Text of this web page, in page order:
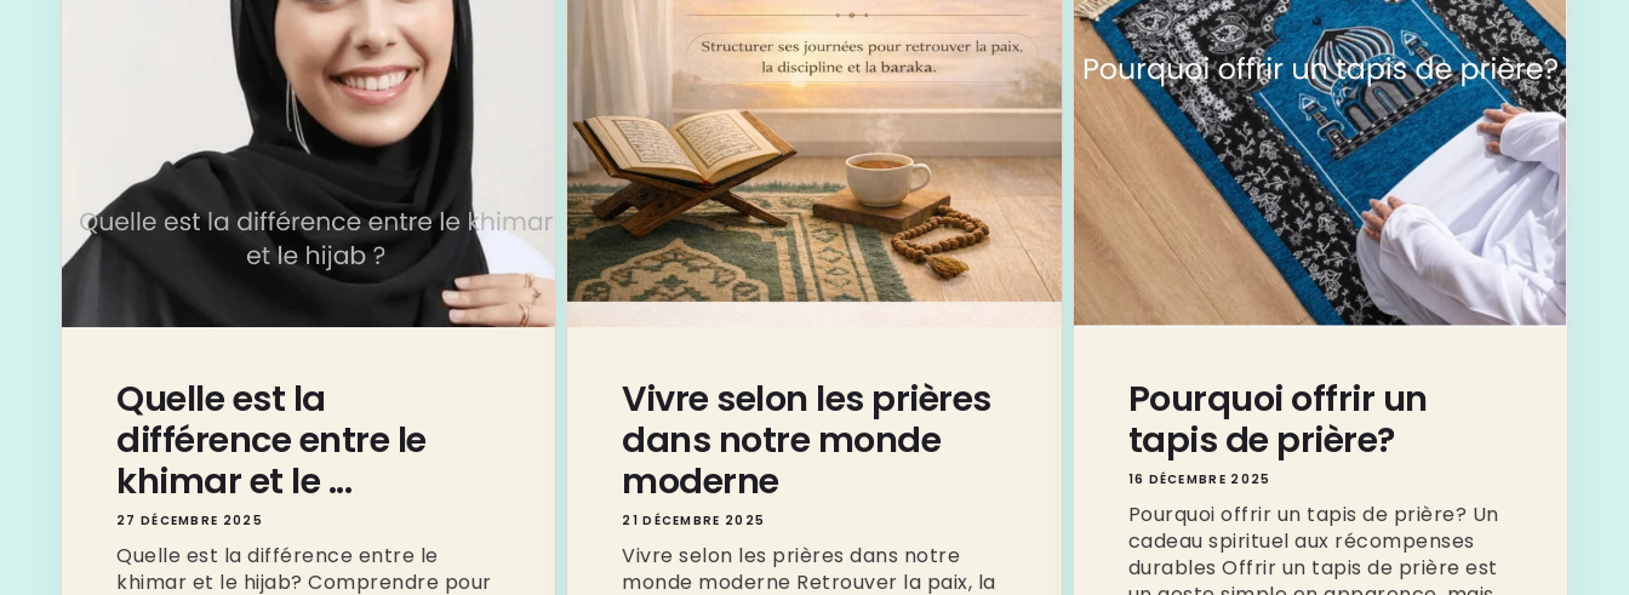
Quelle est la
différence entre le
khimar et le ...
27 DÉCEMBRE 2025
Quelle est la différence entre le
khimar et le hijab? Comprendre pour
Vivre selon les prières
dans notre monde
moderne
21 DÉCEMBRE 2025
Vivre selon les prières dans notre
monde moderne Retrouver la paix, la
Pourquoi offrir un
tapis de prière?
16 DÉCEMBRE 2025
Pourquoi offrir un tapis de prière? Un
cadeau spirituel aux récompenses
durables Offrir un tapis de prière est